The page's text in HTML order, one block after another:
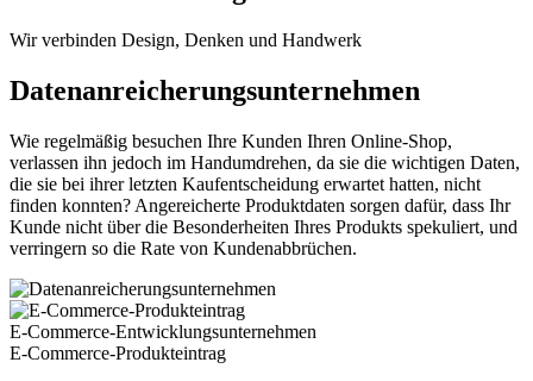
Wir verbinden Design, Denken und Handwerk
Datenanreicherungsunternehmen
Wie regelmäßig besuchen Ihre Kunden Ihren Online-Shop,
verlassen ihn jedoch im Handumdrehen, da sie die wichtigen Daten,
die sie bei ihrer letzten Kaufentscheidung erwartet hatten, nicht
finden konnten? Angereicherte Produktdaten sorgen dafür, dass Ihr
Kunde nicht über die Besonderheiten Ihres Produkts spekuliert, und
verringern so die Rate von Kundenabbrüchen.
E-Commerce-Entwicklungsunternehmen
E-Commerce-Produkteintrag